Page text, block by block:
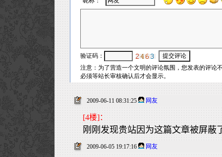
2009-06-11 08:31:25 网友
[4楼]：
刚刚发现贵站因为这篇文章被屏蔽
2009-06-05 19:17:16 网友